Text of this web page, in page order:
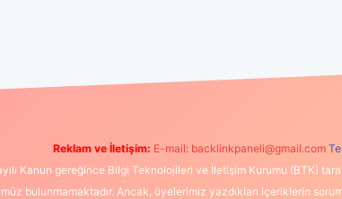
Reklam ve İletişim: E-mail: backlinkpaneli@gmail.com
Kanun gereğince Bilgi Teknolojileri ve İletişim Kurumu (BTK)
bulunmamaktadır. Ancak, üyelerimiz yazdıkları içeriklerin